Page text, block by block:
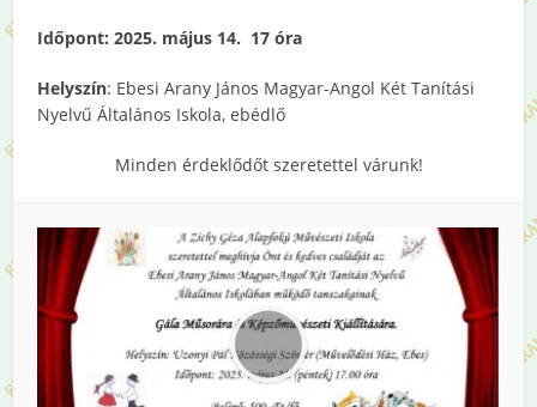
Időpont: 2025. május 14. 17 óra
Helyszín: Ebesi Arany János Magyar-Angol Két Tanítási
Nyelvű Általános Iskola, ebédlő
Minden érdeklődőt szeretettel várunk!